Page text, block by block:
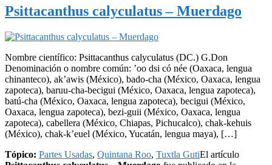
Psittacanthus calyculatus – Muerdago
Nombre científico: Psittacanthus calyculatus (DC.) G.Don
Denominación o nombre común: ’oo dsi có née (Oaxaca, lengua
chinanteco), ak’awis (México), bado-cha (México, Oaxaca, lengua
zapoteca), baruu-cha-becigui (México, Oaxaca, lengua zapoteca),
batú-cha (México, Oaxaca, lengua zapoteca), becigui (México,
Oaxaca, lengua zapoteca), bezi-guii (México, Oaxaca, lengua
zapoteca), cabellera (México, Chiapas, Pichucalco), chak-kehuis
(México), chak-k’euel (México, Yucatán, lengua maya), […]
Tópico: Partes Usadas, Quintana Roo, Tuxtla GutiEl artículo